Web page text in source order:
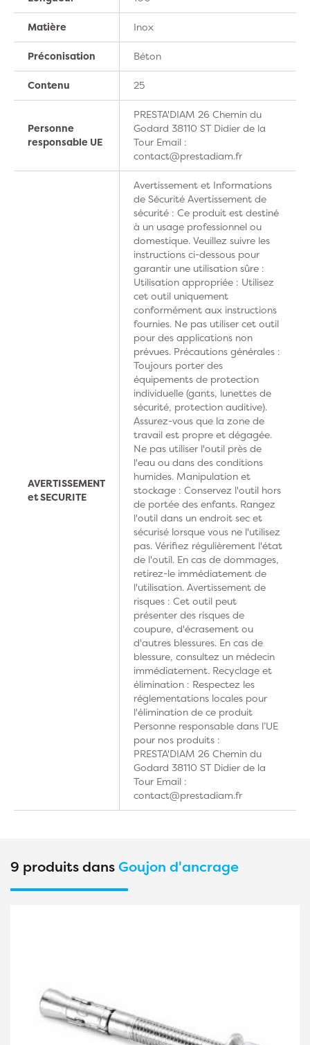
Matière Inox
Préconisation Béton
Contenu 25
Personne
responsable UE
PRESTA'DIAM 26 Chemin du
Godard 38110 ST Didier de la
Tour Email :
contact@prestadiam.fr
AVERTISSEMENT
et SECURITE
Avertissement et Informations
de Sécurité Avertissement de
sécurité : Ce produit est destiné
à un usage professionnel ou
domestique. Veuillez suivre les
instructions ci-dessous pour
garantir une utilisation sûre :
Utilisation appropriée : Utilisez
cet outil uniquement
conformément aux instructions
fournies. Ne pas utiliser cet outil
pour des applications non
prévues. Précautions générales :
Toujours porter des
équipements de protection
individuelle (gants, lunettes de
sécurité, protection auditive).
Assurez-vous que la zone de
travail est propre et dégagée.
Ne pas utiliser l'outil près de
l'eau ou dans des conditions
humides. Manipulation et
stockage : Conservez l'outil hors
de portée des enfants. Rangez
l'outil dans un endroit sec et
sécurisé lorsque vous ne l'utilisez
pas. Vérifiez régulièrement l'état
de l'outil. En cas de dommages,
retirez-le immédiatement de
l'utilisation. Avertissement de
risques : Cet outil peut
présenter des risques de
coupure, d'écrasement ou
d'autres blessures. En cas de
blessure, consultez un médecin
immédiatement. Recyclage et
élimination : Respectez les
réglementations locales pour
l'élimination de ce produit
Personne responsable dans l’UE
pour nos produits :
PRESTA'DIAM 26 Chemin du
Godard 38110 ST Didier de la
Tour Email :
contact@prestadiam.fr
9 produits dansGoujon d'ancrage